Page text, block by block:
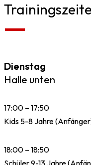
Dienstag
Halle unten
17:00 – 17:50
Kids 5-8 Jahre
18:00 – 18:50
Schüler 9-13 Jahre